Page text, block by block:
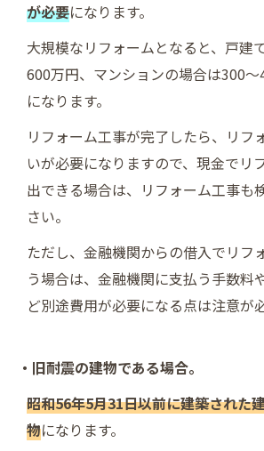
が必要になります。
大規模なリフォームとなると、戸建
600万円、マンションの場合は300
になります。
リフォーム工事が完了したら、リフ
いが必要になりますので、現金でリ
出できる場合は、リフォーム工事も
さい。
ただし、金融機関からの借入でリフ
う場合は、金融機関に支払う手数料
ど別途費用が必要になる点は注意が
・旧耐震の建物である場合。
昭和56年5月31日以前に建築された
物になります。